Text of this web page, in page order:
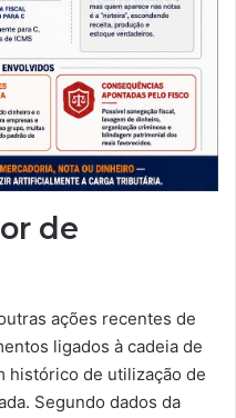
de
ações recentes de
ligados à cadeia de
histórico de utilização de
Segundo dados da